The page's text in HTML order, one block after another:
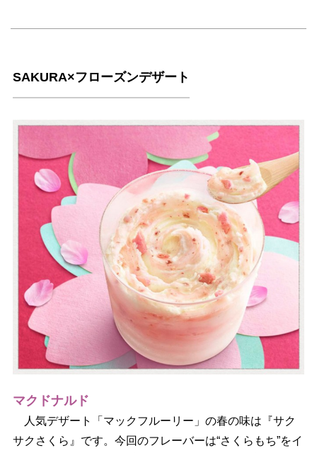
SAKURA×フローズンデザート
マクドナルド
人気デザート「マックフルーリー」の春の味は『サク
サクさくら』です。今回のフレーバーは“さくらもち”をイ